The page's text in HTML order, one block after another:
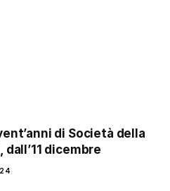
di Società della
dicembre